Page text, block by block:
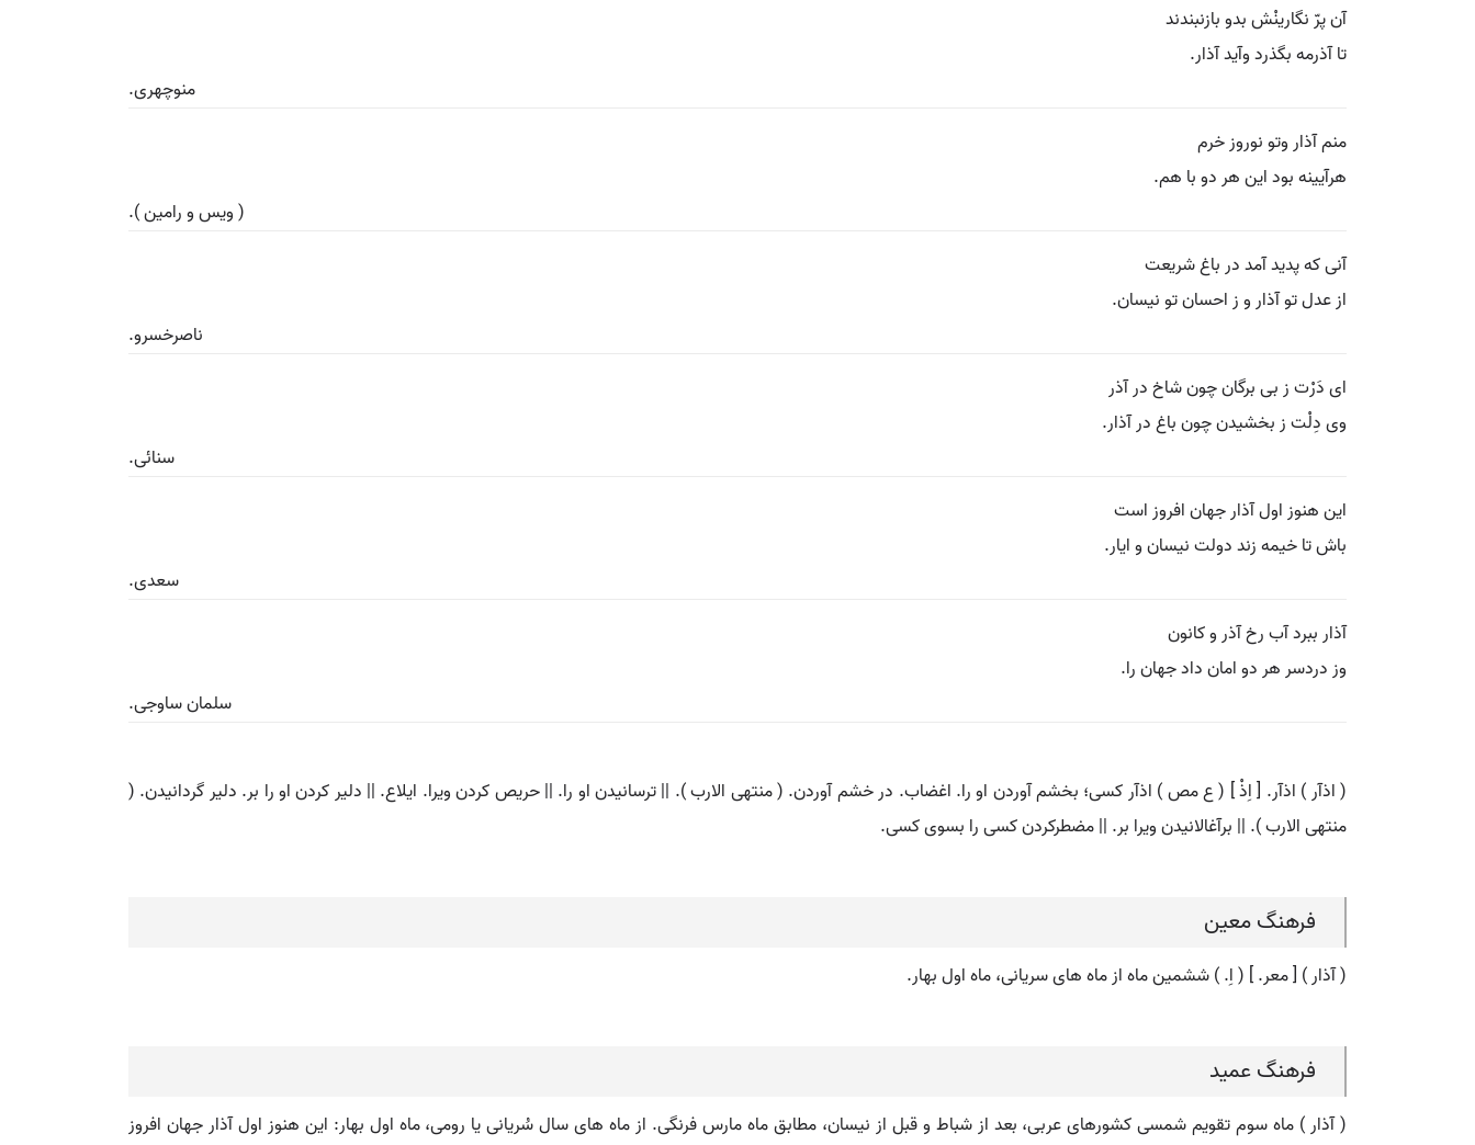
آن پرّ نگارینْش بدو بازنبندند
تا آذرمه بگذرد وآید آذار.
منوچهری.
منم آذار وتو نوروز خرم
هرآیینه بود این هر دو با هم.
( ویس و رامین ).
آنی که پدید آمد در باغ شریعت
از عدل تو آذار و ز احسان تو نیسان.
ناصرخسرو.
ای دَرْت ز بی برگان چون شاخ در آذر
وی دِلْت ز بخشیدن چون باغ در آذار.
سنائی.
این هنوز اول آذار جهان افروز است
باش تا خیمه زند دولت نیسان و ایار.
سعدی.
آذار ببرد آب رخ آذر و کانون
وز دردسر هر دو امان داد جهان را.
سلمان ساوجی.
( اذآر ) اذآر. [ اِذْ ] ( ع مص ) اذآر کسی؛ بخشم آوردن او را. اغضاب. در خشم آوردن. ( منتهی الارب ). || ترسانیدن او را. || حریص کردن ویرا. ایلاع. || دلیر کردن او را بر. دلیر گردانیدن. (
منتهی الارب ). || برآغالانیدن ویرا بر. || مضطرکردن کسی را بسوی کسی.
فرهنگ معین
( آذار ) [ معر. ] ( اِ. ) ششمین ماه از ماه های سریانی، ماه اول بهار.
فرهنگ عمید
( آذار ) ماه سوم تقویم شمسی کشورهای عربی، بعد از شباط و قبل از نیسان، مطابق ماه مارس فرنگی. از ماه های سال سُریانی یا رومی، ماه اول بهار: این هنوز اول آذار جهان افروز